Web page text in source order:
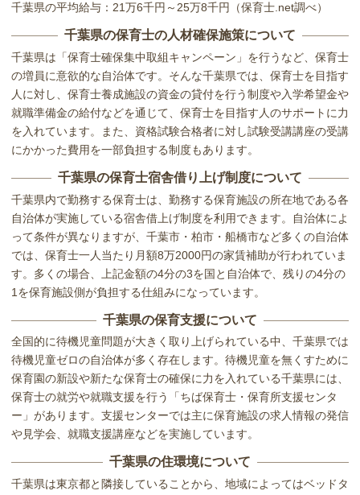
千葉県の平均給与：21万6千円～25万8千円（保育士.net調べ）
千葉県の保育士の人材確保施策について
千葉県は「保育士確保集中取組キャンペーン」を行うなど、保育士
の増員に意欲的な自治体です。そんな千葉県では、保育士を目指す
人に対し、保育士養成施設の資金の貸付を行う制度や入学希望金や
就職準備金の給付などを通じて、保育士を目指す人のサポートに力
を入れています。また、資格試験合格者に対し試験受講講座の受講
にかかった費用を一部負担する制度もあります。
千葉県の保育士宿舎借り上げ制度について
千葉県内で勤務する保育士は、勤務する保育施設の所在地である各
自治体が実施している宿舎借上げ制度を利用できます。自治体によ
って条件が異なりますが、千葉市・柏市・船橋市など多くの自治体
では、保育士一人当たり月額8万2000円の家賃補助が行われていま
す。多くの場合、上記金額の4分の3を国と自治体で、残りの4分の
1を保育施設側が負担する仕組みになっています。
千葉県の保育支援について
全国的に待機児童問題が大きく取り上げられている中、千葉県では
待機児童ゼロの自治体が多く存在します。待機児童を無くすために
保育園の新設や新たな保育士の確保に力を入れている千葉県には、
保育士の就労や就職支援を行う「ちば保育士・保育所支援センタ
ー」があります。支援センターでは主に保育施設の求人情報の発信
や見学会、就職支援講座などを実施しています。
千葉県の住環境について
千葉県は東京都と隣接していることから、地域によってはベッドタ